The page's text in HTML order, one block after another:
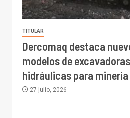
TITULAR
Dercomaq destaca
modelos de excavadoras
hidráulicas para minería
27 julio, 2026